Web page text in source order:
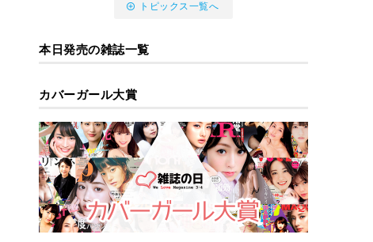
トピックス一覧へ
本日発売の雑誌一覧
カバーガール大賞